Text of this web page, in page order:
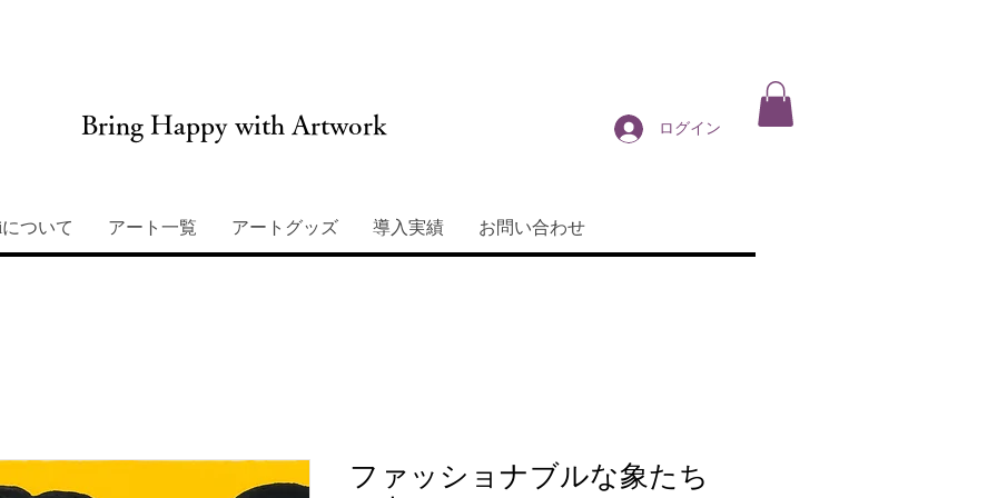
Bring Happy with Artwork ログイン
について アート一覧 アートグッズ 導入実績 お問い合わせ
ファッショナブルな象たち